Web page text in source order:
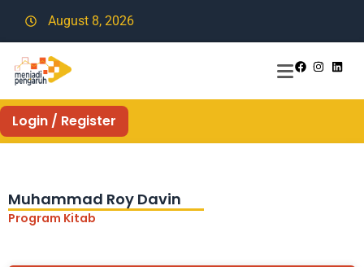
August 8, 2026
Login / Register
Muhammad Roy Davin
Program Kitab